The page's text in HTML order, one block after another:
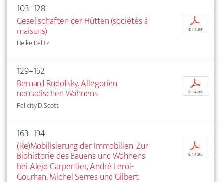
103–128
Gesellschaften der Hütten (sociétés à
maisons)
Heike Delitz
p
€ 14,95
129–162
Bernard Rudofsky. Allegorien
nomadischen Wohnens
Felicity D. Scott
p
€ 14,95
163–194
(Re)Mobilisierung der Immobilien. Zur
Biohistorie des Bauens und Wohnens
bei Alejo Carpentier, André Leroi-
Gourhan, Michel Serres und Gilbert
p
€ 14,95